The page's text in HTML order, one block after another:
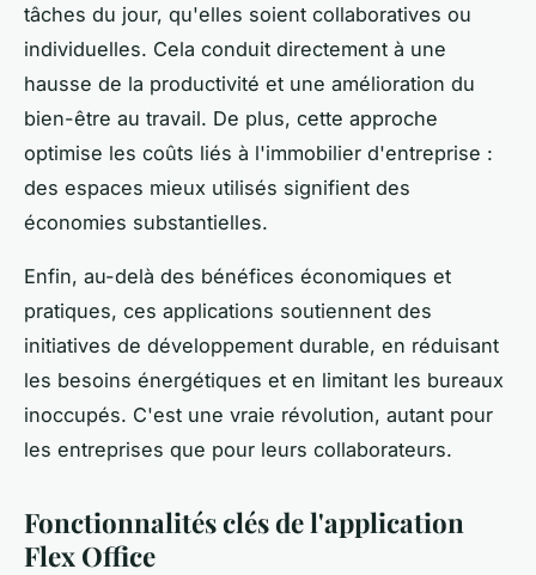
tâches du jour, qu'elles soient collaboratives ou
individuelles. Cela conduit directement à une
hausse de la productivité et une amélioration du
bien-être au travail. De plus, cette approche
optimise les coûts liés à l'immobilier d'entreprise :
des espaces mieux utilisés signifient des
économies substantielles.
Enfin, au-delà des bénéfices économiques et
pratiques, ces applications soutiennent des
initiatives de développement durable, en réduisant
les besoins énergétiques et en limitant les bureaux
inoccupés. C'est une vraie révolution, autant pour
les entreprises que pour leurs collaborateurs.
Fonctionnalités clés de l'application
Flex Office